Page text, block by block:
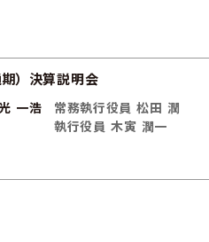
） 決算説明会
一浩
常務執行役員 松田 潤
執行役員 木寅 潤一